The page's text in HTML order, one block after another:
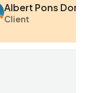
Albert Pons
Client